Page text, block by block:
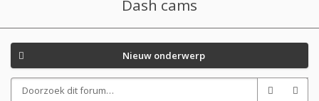
Dash cams
Nieuw onderwerp